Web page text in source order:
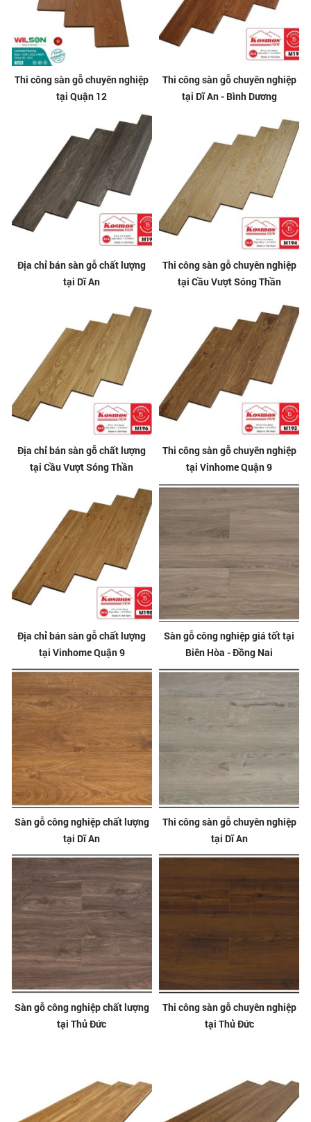
Thi công sàn gỗ chuyên nghiệp
tại Quận 12
Thi công sàn gỗ chuyên nghiệp
tại Dĩ An - Bình Dương
Địa chỉ bán sàn gỗ chất lượng
tại Dĩ An
Thi công sàn gỗ chuyên nghiệp
tại Cầu Vượt Sóng Thần
Địa chỉ bán sàn gỗ chất lượng
tại Cầu Vượt Sóng Thần
Thi công sàn gỗ chuyên nghiệp
tại Vinhome Quận 9
Địa chỉ bán sàn gỗ chất lượng
tại Vinhome Quận 9
Sàn gỗ công nghiệp giá tốt tại
Biên Hòa - Đồng Nai
Sàn gỗ công nghiệp chất lượng
tại Dĩ An
Thi công sàn gỗ chuyên nghiệp
tại Dĩ An
Sàn gỗ công nghiệp chất lượng
tại Thủ Đức
Thi công sàn gỗ chuyên nghiệp
tại Thủ Đức